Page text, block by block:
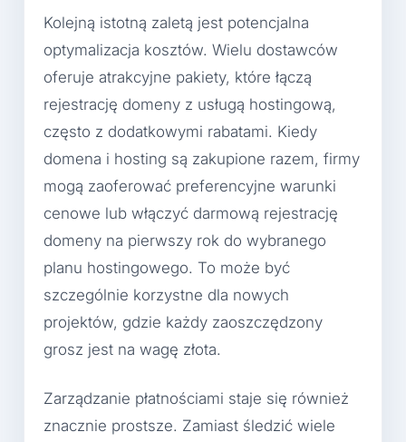
Kolejną istotną zaletą jest potencjalna
optymalizacja kosztów. Wielu dostawców
oferuje atrakcyjne pakiety, które łączą
rejestrację domeny z usługą hostingową,
często z dodatkowymi rabatami. Kiedy
domena i hosting są zakupione razem, firmy
mogą zaoferować preferencyjne warunki
cenowe lub włączyć darmową rejestrację
domeny na pierwszy rok do wybranego
planu hostingowego. To może być
szczególnie korzystne dla nowych
projektów, gdzie każdy zaoszczędzony
grosz jest na wagę złota.
Zarządzanie płatnościami staje się również
znacznie prostsze. Zamiast śledzić wiele